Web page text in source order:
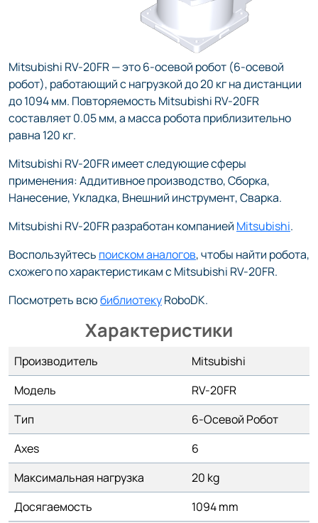
Mitsubishi RV-20FR — это 6-осевой робот (6-осевой
робот), работающий с нагрузкой до 20 кг на дистанции
до 1094 мм. Повторяемость Mitsubishi RV-20FR
составляет 0.05 мм, а масса робота приблизительно
равна 120 кг.
Mitsubishi RV-20FR имеет следующие сферы
применения: Аддитивное производство, Сборка,
Нанесение, Укладка, Внешний инструмент, Сварка.
Mitsubishi RV-20FR разработан компанией Mitsubishi.
Воспользуйтесь поиском аналогов, чтобы найти робота,
схожего по характеристикам с Mitsubishi RV-20FR.
Посмотреть всюбиблиотекуRoboDK.
Характеристики
Производитель
Mitsubishi
Модель
RV-20FR
Тип
6-Осевой Робот
Axes
6
Максимальная нагрузка
20 kg
Досягаемость
1094 mm